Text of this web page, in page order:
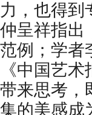
力，也得到
仲呈祥指出
范例；学者
《中国艺
带来思考，
集的美感成